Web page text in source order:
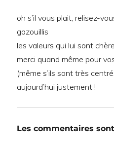
oh s’il vous plait, relisez-
gazouillis
les valeurs qui lui sont
merci quand même pour
(même s’ils sont très
aujourd’hui justement !
Les commentaires